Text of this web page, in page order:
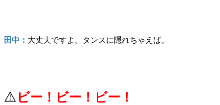
田中： 大丈夫ですよ。タンスに隠れちゃえば。
⚠️ ビー！ビー！ビー！